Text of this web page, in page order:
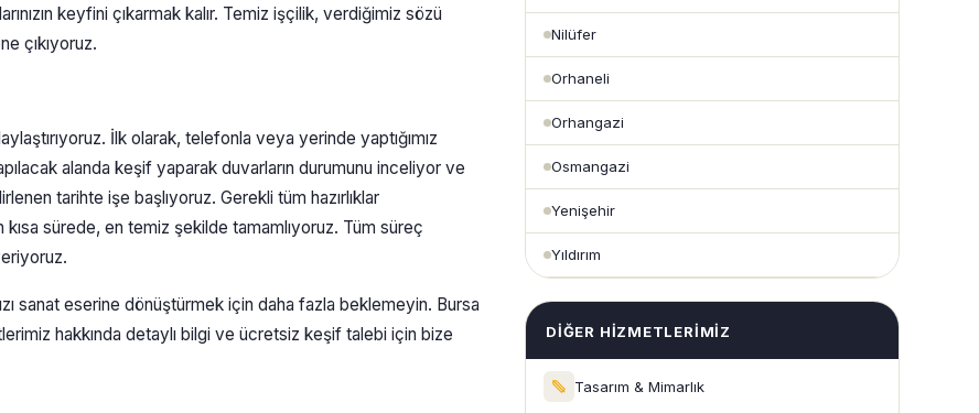
keyfini çıkarmak kalır. Temiz işçilik, verdiğimiz sözü
çıkıyoruz.
İlk olarak, telefonla veya yerinde yaptığımız
alanda keşif yaparak duvarların durumunu inceliyor ve
tarihte işe başlıyoruz. Gerekli tüm hazırlıklar
sürede, en temiz şekilde tamamlıyoruz. Tüm süreç
sanat eserine dönüştürmek için daha fazla beklemeyin. Bursa
hakkında detaylı bilgi ve ücretsiz keşif talebi için bize
Nilüfer
Orhaneli
Orhangazi
Osmangazi
Yenişehir
Yıldırım
DIĞER HIZMETLERIMIZ
Tasarım & Mimarlık